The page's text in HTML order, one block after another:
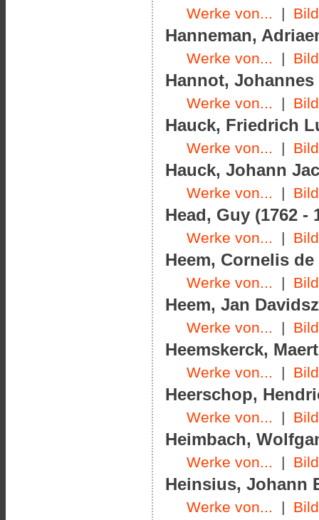
Werke von... |
Hanneman,
Werke von... |
Hannot, Johannes
Werke von... |
Hauck, Friedrich
Werke von... |
Hauck, Johann
Werke von... |
Head, Guy (1762 -
Werke von... |
Heem, Cornelis de
Werke von... |
Heem, Jan
Werke von... |
Heemskerck,
Werke von... |
Heerschop,
Werke von... |
Heimbach,
Werke von... |
Heinsius, Johann
Werke von... |